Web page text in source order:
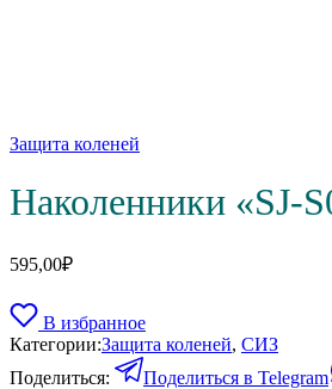
Защита коленей
Наколенники «SJ-
595,00₽
В избранное
Категории:Защита коленей, СИЗ
Поделиться:
Поделиться в Telegram